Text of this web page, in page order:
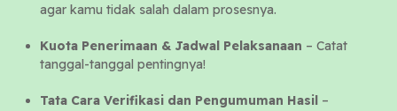
agar kamu tidak salah dalam prosesnya.
Kuota Penerimaan & Jadwal Pelaksanaan – Catat
tanggal-tanggal pentingnya!
Tata Cara Verifikasi dan Pengumuman Hasil –